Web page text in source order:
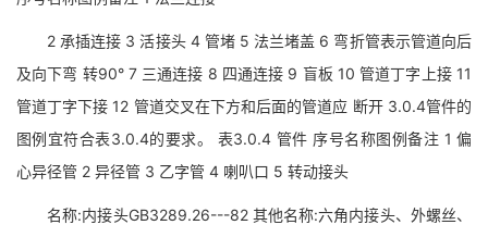
2 承插连接 3 活接头 4 管堵 5 法兰堵盖 6 弯折管表示管道向后
及向下弯 转90° 7 三通连接 8 四通连接 9 盲板 10 管道丁字上接 11
管道丁字下接 12 管道交叉在下方和后面的管道应 断开 3.0.4管件的
图例宜符合表3.0.4的要求。 表3.0.4 管件 序号名称图例备注 1 偏
心异径管 2 异径管 3 乙字管 4 喇叭口 5 转动接头
名称:内接头GB3289.26---82 其他名称:六角内接头、外螺丝、